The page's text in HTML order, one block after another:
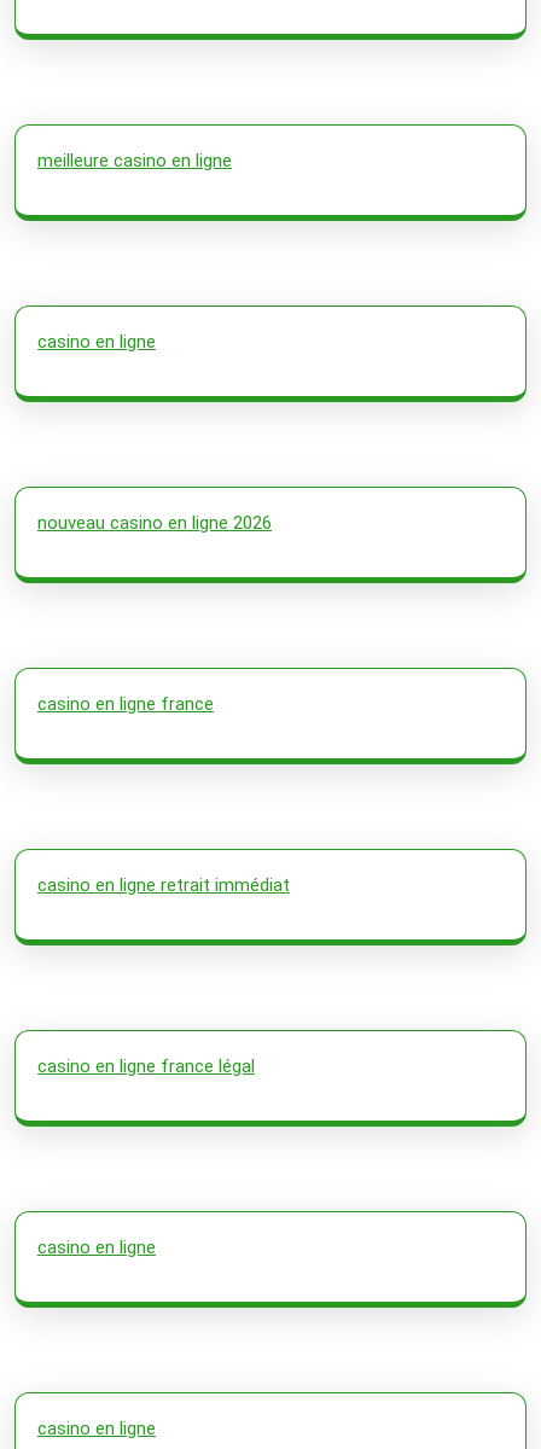
meilleure casino en ligne
casino en ligne
nouveau casino en ligne 2026
casino en ligne france
casino en ligne retrait immédiat
casino en ligne france légal
casino en ligne
casino en ligne